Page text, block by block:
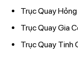
Trục Quay
Trục Quay Gia
Trục Quay Tinh